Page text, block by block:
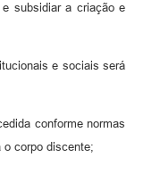
subsidiar a criação e
e sociais será
conforme normas
o corpo discente;